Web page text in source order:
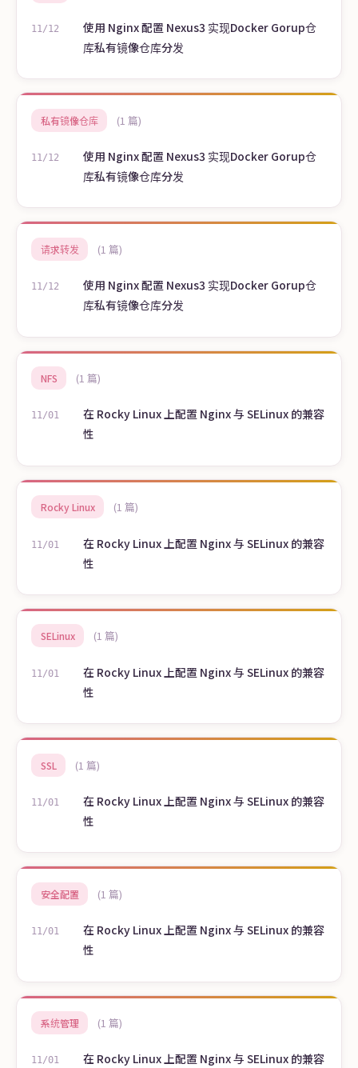
11/12
使用 Nginx 配置 Nexus3 实现Docker Gorup仓
库私有镜像仓库分发
私有镜像仓库 (1 篇)
11/12
使用 Nginx 配置 Nexus3 实现Docker Gorup仓
库私有镜像仓库分发
请求转发 (1 篇)
11/12
使用 Nginx 配置 Nexus3 实现Docker Gorup仓
库私有镜像仓库分发
NFS (1 篇)
11/01
在 Rocky Linux 上配置 Nginx 与 SELinux 的兼容
性
Rocky Linux (1 篇)
11/01
在 Rocky Linux 上配置 Nginx 与 SELinux 的兼容
性
SELinux (1 篇)
11/01
在 Rocky Linux 上配置 Nginx 与 SELinux 的兼容
性
SSL (1 篇)
11/01
在 Rocky Linux 上配置 Nginx 与 SELinux 的兼容
性
安全配置 (1 篇)
11/01
在 Rocky Linux 上配置 Nginx 与 SELinux 的兼容
性
系统管理 (1 篇)
11/01
在 Rocky Linux 上配置 Nginx 与 SELinux 的兼容